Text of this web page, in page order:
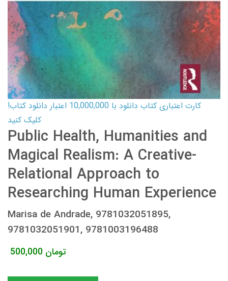
کارت اعتباری کتاب دانلود با 10,000,000 اعتبار دانلود کتاب!
کلیک کنید
Public Health, Humanities and
Magical Realism: A Creative-
Relational Approach to
Researching Human Experience
Marisa de Andrade, 9781032051895,
9781032051901, 9781003196488
500,000 تومان